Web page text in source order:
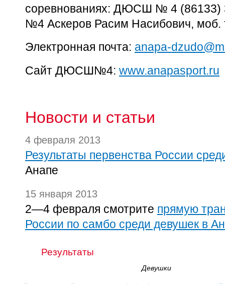
соревнованиях: ДЮСШ № 4
№4 Аскеров Расим Насибович, моб.
Электронная почта: anapa-
Сайт ДЮСШ№4: www.anapasport.ru
Новости и статьи
4 февраля 2013
Результаты первенства России
Анапе
15 января 2013
2—4 февраля смотрите прямую
России по самбо среди девушек в
Результаты
Девушки